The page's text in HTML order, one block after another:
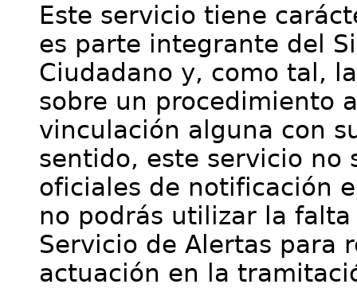
Este servicio tiene
es parte integrante del
Ciudadano y, como tal,
sobre un procedimiento
vinculación alguna con
sentido, este servicio no
oficiales de notificación
no podrás utilizar la
Servicio de Alertas para
actuación en la